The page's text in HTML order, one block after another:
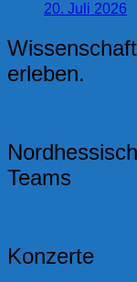
20. Juli 2026
erleben.
Teams
Konzerte